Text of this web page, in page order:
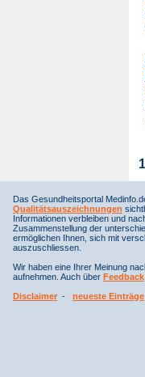
1
Das Gesundheitsportal
Qualitätsauszeichnungen
Informationen verbleiben und
Zusammenstellung der
ermöglichen Ihnen, sich mit
auszuschliessen.
Wir haben eine Ihrer Meinung
aufnehmen. Auch über Feedback
Disclaimer - neueste Einträge